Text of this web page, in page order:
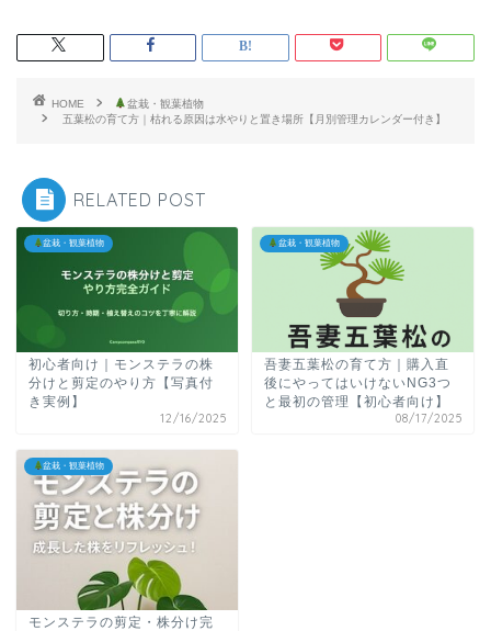
HOME
盆栽・観葉植物
五葉松の育て方｜枯れる原因は水やりと置き場所【月別管理カレンダー付き】
RELATED POST
盆栽・観葉植物
初心者向け｜モンステラの株
分けと剪定のやり方【写真付
き実例】
12/16/2025
盆栽・観葉植物
吾妻五葉松の育て方｜購入直
後にやってはいけないNG3つ
と最初の管理【初心者向け】
08/17/2025
盆栽・観葉植物
モンステラの剪定・株分け完